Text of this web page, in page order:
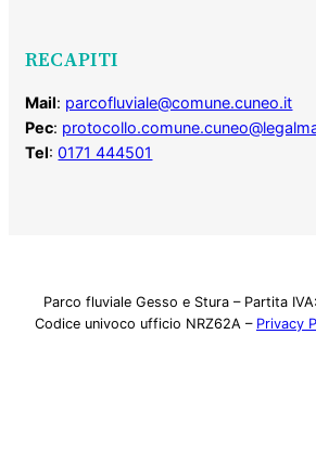
RECAPITI
Mail: parcofluviale@comune.cuneo.it
Pec:
Tel:0171 444501
Parco fluviale Gesso e Stura – Partita
Codice univoco ufficio NRZ62A – Privacy